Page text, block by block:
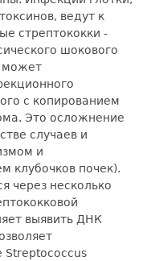
ведут к
стрептококки -
шокового
может
с копированием
Это осложнение
случаев и
и
клубочков почек).
через несколько
выявить ДНК
Streptococcus